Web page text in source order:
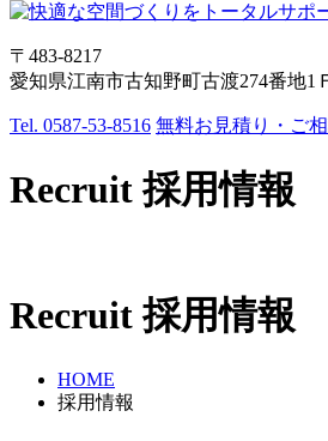
〒483-8217
愛知県江南市古知野町古渡274番地1
Tel. 0587-53-8516 無料お見積り・ご
Recruit 採用情報
Recruit 採用情報
HOME
採用情報